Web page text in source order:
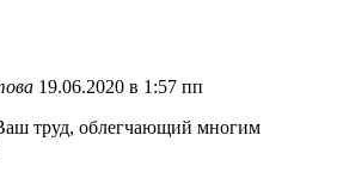
19.06.2020 в 1:57 пп
труд, облегчающий многим